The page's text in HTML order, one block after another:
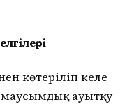
көтеріліп келе
ауытқу